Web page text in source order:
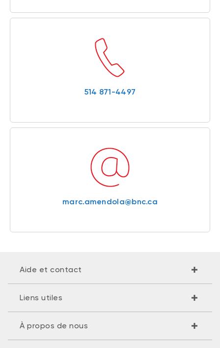
514 871-4497
marc.amendola@bnc.ca
Aide et contact
Liens utiles
À propos de nous